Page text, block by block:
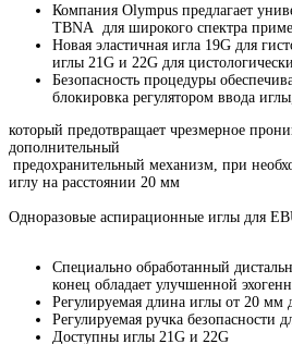
Компания Olympus предлагает
TBNA для широкого спектра
Новая эластичная игла 19G для
иглы 21G и 22G для
Безопасность процедуры
блокировка регулятором ввода иглы,
который предотвращает чрезмерное
дополнительный
предохранительный механизм, при
иглу на расстоянии 20 мм
Одноразовые аспирационные иглы для
Специально обработанный
конец обладает улучшенной
Регулируемая длина иглы от 20 мм
Регулируемая ручка безопасности
Доступны иглы 21G и 22G